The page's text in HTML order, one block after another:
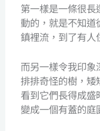
第一樣是一條很
動的，就是不知
鎮裡流，到了有人
而另一樣令我印象
排排奇怪的樹，
看到它們長得成
變成一個有蓋的庭